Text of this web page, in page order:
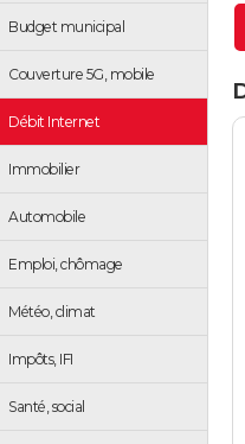
Budget municipal
Couverture 5G, mobile
Débit Internet
Immobilier
Automobile
Emploi, chômage
Météo, climat
Impôts, IFI
Santé, social